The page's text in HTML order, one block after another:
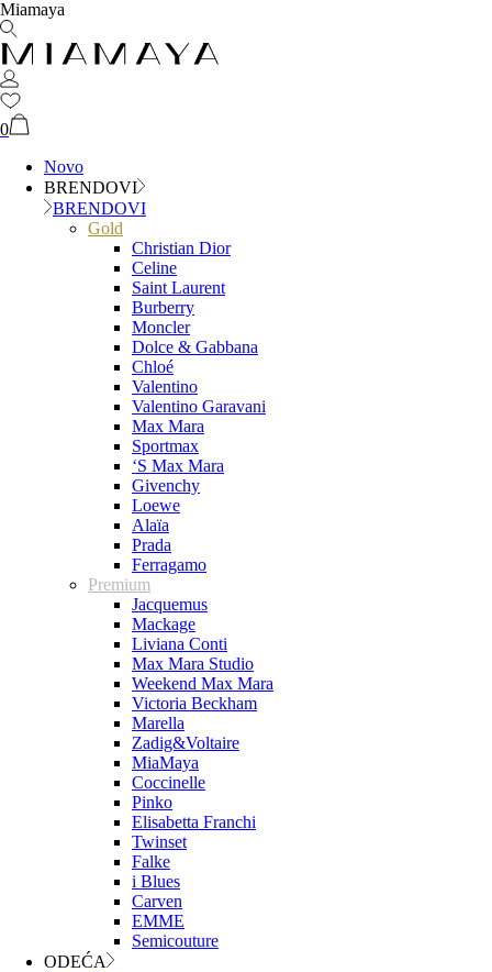
Miamaya
0
Novo
BRENDOVI
BRENDOVI
Gold
Christian Dior
Celine
Saint Laurent
Burberry
Moncler
Dolce & Gabbana
Chloé
Valentino
Valentino Garavani
Max Mara
Sportmax
‘S Max Mara
Givenchy
Loewe
Alaïa
Prada
Ferragamo
Premium
Jacquemus
Mackage
Liviana Conti
Max Mara Studio
Weekend Max Mara
Victoria Beckham
Marella
Zadig&Voltaire
MiaMaya
Coccinelle
Pinko
Elisabetta Franchi
Twinset
Falke
i Blues
Carven
EMME
Semicouture
ODEĆA